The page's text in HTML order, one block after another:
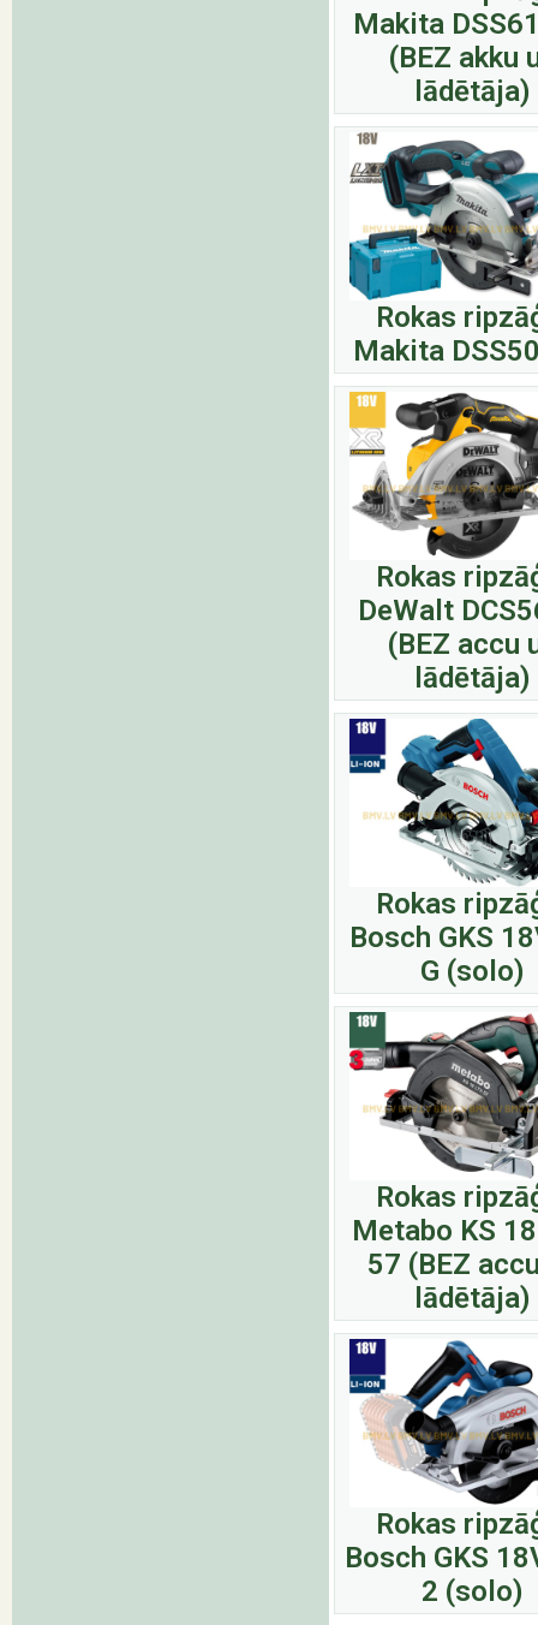
Makita
(BEZ akku
lādētāja)
Rokas
Makita
Rokas
DeWalt
(BEZ accu
lādētāja)
Rokas
Bosch GKS
G (solo)
Rokas
Metabo KS
57 (BEZ
lādētāja)
Rokas
Bosch GKS
2 (solo)